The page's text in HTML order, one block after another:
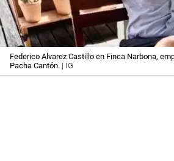
Federico Alvarez Castillo en Finca Narbona,
Pacha Cantón. | IG